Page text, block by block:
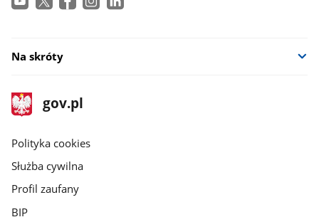
Na skróty
stopka
gov.pl
Strona
gov.pl
gov.pl
Polityka cookies
Służba cywilna
Profil zaufany
BIP